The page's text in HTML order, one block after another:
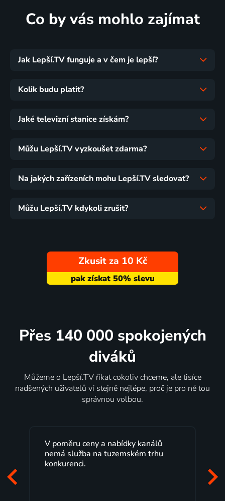
Co by vás mohlo zajímat
Jak Lepší.TV funguje a v čem je lepší?
Kolik budu platit?
Jaké televizní stanice získám?
Můžu Lepší.TV vyzkoušet zdarma?
Na jakých zařízeních mohu Lepší.TV sledovat?
Můžu Lepší.TV kdykoli zrušit?
Zkusit za 10 Kč
Přes 140 000 spokojených
diváků
Můžeme o Lepší.TV říkat cokoliv chceme, ale tisíce
nadšených uživatelů ví stejně nejlépe, proč je pro ně tou
správnou volbou.
V poměru ceny a nabídky kanálů
nemá služba na tuzemském trhu
konkurenci.